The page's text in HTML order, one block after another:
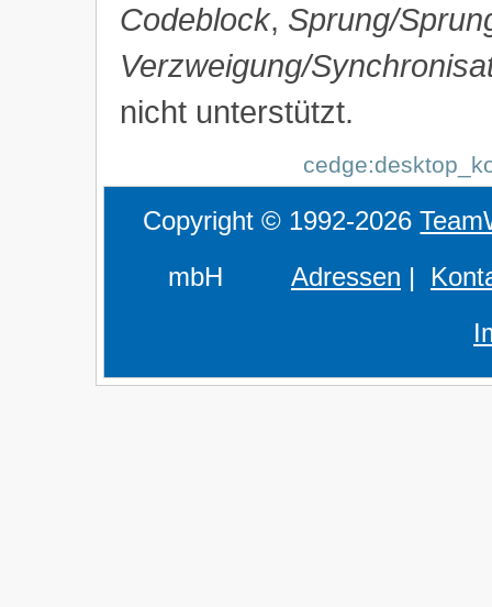
Codeblock, Sprung/
Verzweigung/
nicht unterstützt.
Copyright © 1992-2026
mbH Adressen |